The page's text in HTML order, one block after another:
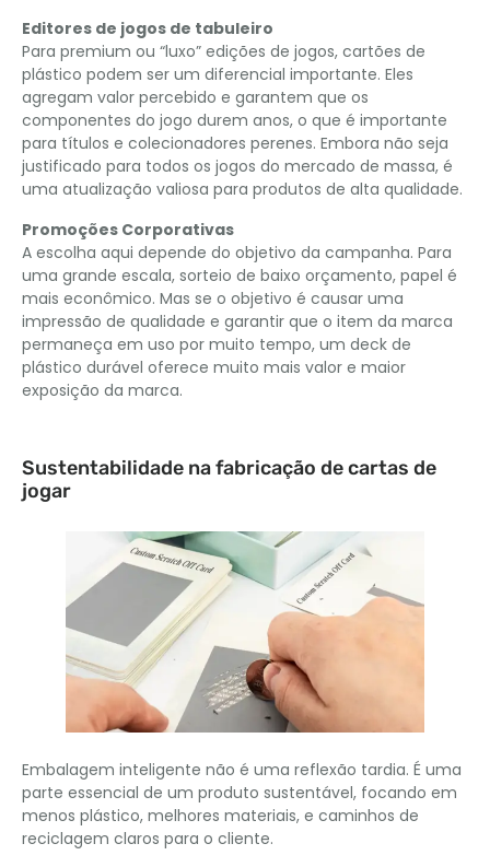
Editores de jogos de tabuleiro
Para premium ou “luxo” edições de jogos, cartões de
plástico podem ser um diferencial importante. Eles
agregam valor percebido e garantem que os
componentes do jogo durem anos, o que é importante
para títulos e colecionadores perenes. Embora não seja
justificado para todos os jogos do mercado de massa, é
uma atualização valiosa para produtos de alta qualidade.
Promoções Corporativas
A escolha aqui depende do objetivo da campanha. Para
uma grande escala, sorteio de baixo orçamento, papel é
mais econômico. Mas se o objetivo é causar uma
impressão de qualidade e garantir que o item da marca
permaneça em uso por muito tempo, um deck de
plástico durável oferece muito mais valor e maior
exposição da marca.
Sustentabilidade na fabricação de cartas de
jogar
Embalagem inteligente não é uma reflexão tardia. É uma
parte essencial de um produto sustentável, focando em
menos plástico, melhores materiais, e caminhos de
reciclagem claros para o cliente.